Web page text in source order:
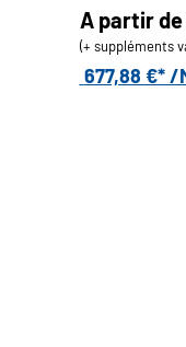
A partir de
(+ suppléments
677,88 €* /